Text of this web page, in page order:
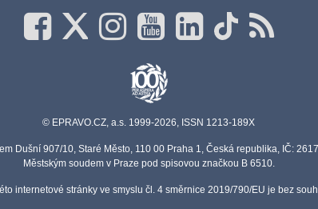
© EPRAVO.CZ, a.s. 1999-2026, ISSN 1213-189X
Dušní 907/10, Staré Město, 110 00 Praha 1, Česká republika, IČ:
Městským soudem v Praze pod spisovou značkou B 6510.
internetové stránky ve smyslu čl. 4 směrnice 2019/790/EU je bez